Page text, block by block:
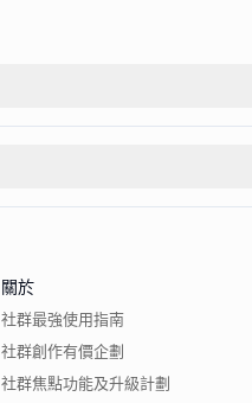
關於
社群最強使用指南
社群創作有價企劃
社群焦點功能及升級計劃